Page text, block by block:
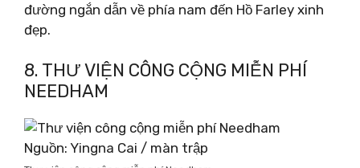
đường ngắn dẫn về phía nam đến Hồ Farley xinh
đẹp.
8. THƯ VIỆN CÔNG CỘNG MIỄN PHÍ
NEEDHAM
Nguồn: Yingna Cai / màn trập